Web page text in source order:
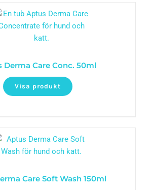
Derma Care Conc. 50ml
Visa produkt
Care Soft Wash 150ml